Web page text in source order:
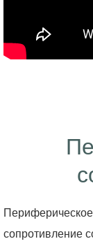
сопротивление